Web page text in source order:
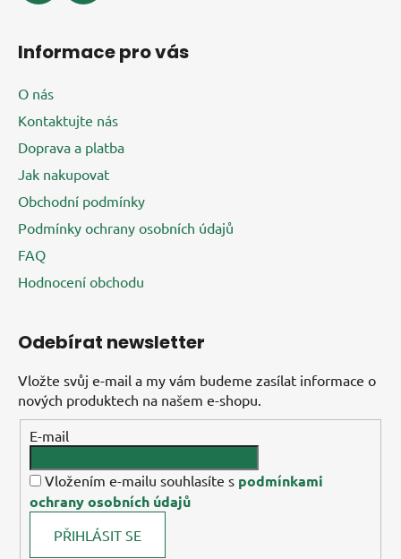
Informace pro vás
O nás
Kontaktujte nás
Doprava a platba
Jak nakupovat
Obchodní podmínky
Podmínky ochrany osobních údajů
FAQ
Hodnocení obchodu
Odebírat newsletter
Vložte svůj e-mail a my vám budeme zasílat informace o
nových produktech na našem e-shopu.
E-mail
Vložením e-mailu souhlasíte s podmínkami
ochrany osobních údajů
PŘIHLÁSIT SE